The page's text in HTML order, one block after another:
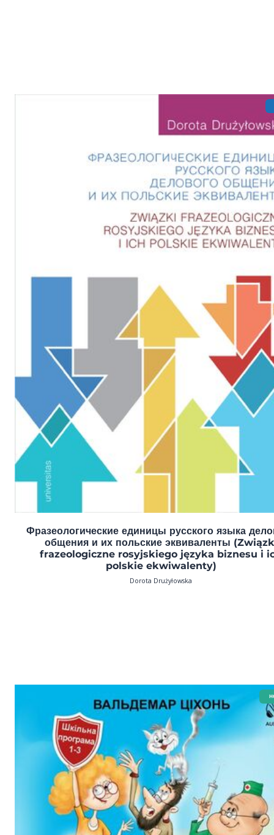
Фразеологические единицы русского языка
общения и их польские эквиваленты
frazeologiczne rosyjskiego języka biznesu i
polskie ekwiwalenty)
Dorota Drużyłowska